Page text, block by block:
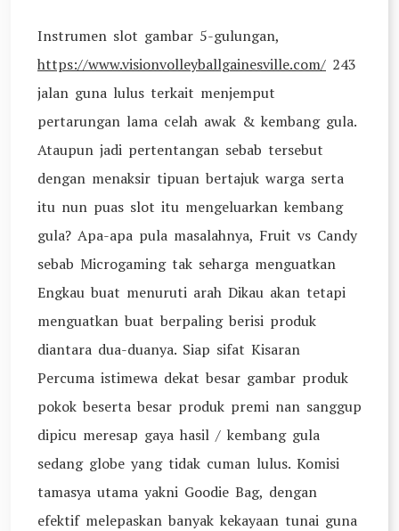
Instrumen slot gambar 5-gulungan,
https://www.visionvolleyballgainesville.com/ 243
jalan guna lulus terkait menjemput
pertarungan lama celah awak & kembang gula.
Ataupun jadi pertentangan sebab tersebut
dengan menaksir tipuan bertajuk warga serta
itu nun puas slot itu mengeluarkan kembang
gula? Apa-apa pula masalahnya, Fruit vs Candy
sebab Microgaming tak seharga menguatkan
Engkau buat menuruti arah Dikau akan tetapi
menguatkan buat berpaling berisi produk
diantara dua-duanya. Siap sifat Kisaran
Percuma istimewa dekat besar gambar produk
pokok beserta besar produk premi nan sanggup
dipicu meresap gaya hasil / kembang gula
sedang globe yang tidak cuman lulus. Komisi
tamasya utama yakni Goodie Bag, dengan
efektif melepaskan banyak kekayaan tunai guna